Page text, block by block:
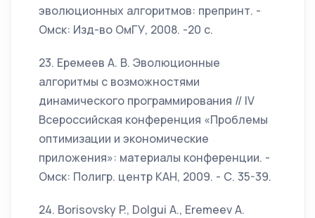
эволюционных алгоритмов: препринт. -
Омск: Изд-во ОмГУ, 2008. -20 с.
23. Еремеев А. В. Эволюционные
алгоритмы с возможностями
динамического программирования // IV
Всероссийская конференция «Проблемы
оптимизации и экономические
приложения»: материалы конференции. -
Омск: Полигр. центр КАН, 2009. - С. 35-39.
24. Borisovsky P., Dolgui A., Eremeev A.